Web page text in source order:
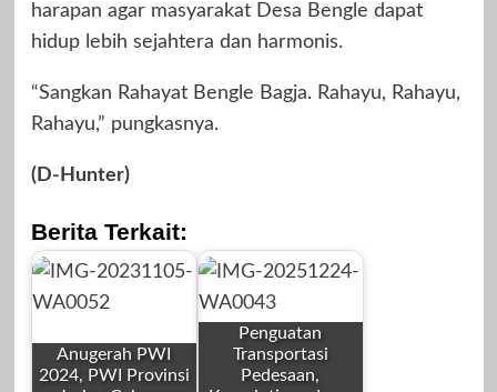
harapan agar masyarakat Desa Bengle dapat
hidup lebih sejahtera dan harmonis.
“Sangkan Rahayat Bengle Bagja. Rahayu, Rahayu,
Rahayu,” pungkasnya.
(D-Hunter)
Berita Terkait:
Anugerah PWI
2024, PWI Provinsi
Penguatan
Transportasi
Pedesaan,